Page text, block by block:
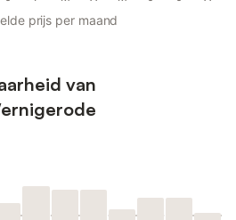
prijs per maand
van